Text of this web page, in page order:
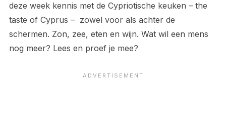
deze week kennis met de Cypriotische keuken – the
taste of Cyprus – zowel voor als achter de
schermen. Zon, zee, eten en wijn. Wat wil een mens
nog meer? Lees en proef je mee?